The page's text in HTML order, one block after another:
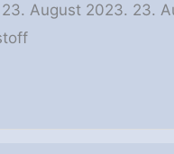
August 2023. 23.